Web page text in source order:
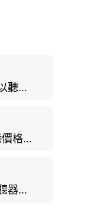
【聽力測試百科】哪裡可以聽力檢查？費用、標準、流程、在家聽力檢測與iPhone測試全攻略
助聽器如何選？2026全港價格比較、款式分析及老人選購全攻略
樂齡醫療新趨勢：智能助聽器結合 AI 眼底相機，如何全方位守護長者健康？